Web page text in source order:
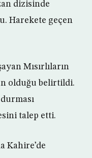
dizisinde
Harekete geçen
Mısırlıların
olduğu belirtildi.
talep etti.
Kahire’de